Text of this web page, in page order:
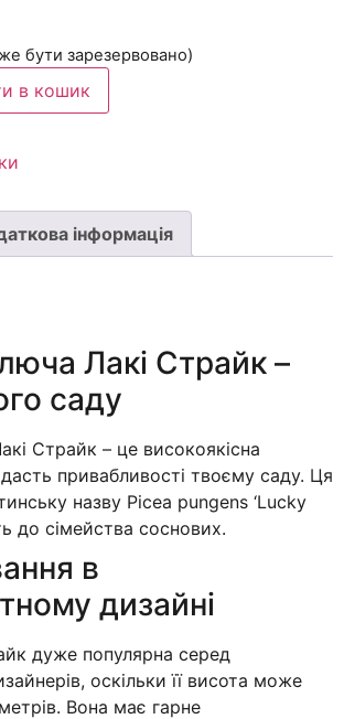
бути зарезервовано)
в кошик
інформація
Лакі Страйк –
саду
Страйк – це високоякісна
привабливості твоєму саду. Ця
назву Picea pungens ‘Lucky
до сімейства соснових.
в
дизайні
дуже популярна серед
оскільки її висота може
Вона має гарне